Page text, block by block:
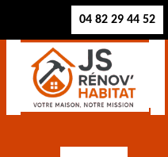
04 82 29 44 52